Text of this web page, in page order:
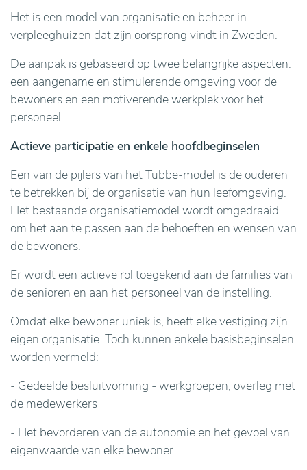
Het is een model van organisatie en beheer in
verpleeghuizen dat zijn oorsprong vindt in Zweden.
De aanpak is gebaseerd op twee belangrijke aspecten:
een aangename en stimulerende omgeving voor de
bewoners en een motiverende werkplek voor het
personeel.
Actieve participatie en enkele hoofdbeginselen
Een van de pijlers van het Tubbe-model is de ouderen
te betrekken bij de organisatie van hun leefomgeving.
Het bestaande organisatiemodel wordt omgedraaid
om het aan te passen aan de behoeften en wensen van
de bewoners.
Er wordt een actieve rol toegekend aan de families van
de senioren en aan het personeel van de instelling.
Omdat elke bewoner uniek is, heeft elke vestiging zijn
eigen organisatie. Toch kunnen enkele basisbeginselen
worden vermeld:
- Gedeelde besluitvorming - werkgroepen, overleg met
de medewerkers
- Het bevorderen van de autonomie en het gevoel van
eigenwaarde van elke bewoner